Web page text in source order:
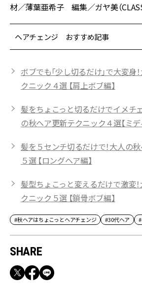
材／薄葉亜希子 編集／ガヤ美（
ヘアチェンジ おすすめ記事
ボブでも「少し切るだけ」で大変身
クニック４選 【肩上ボブ編】
髪をちょこっと切るだけでイメチ
の秋ヘア更新テクニック４選【ミデ
髪を５センチ切るだけで！大人の
５選 【ロングヘア編】
髪型ちょこっと変えるだけで激変
クニック５選 【鎖骨ボブ編】
#秋ヘアはちょこっとヘアチェンジ #30代ヘア
SHARE